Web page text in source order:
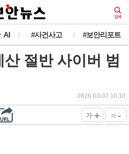
AI #사건사고 #보안리포트
산 절반 사이버 범
2026-03-07 10:10
가 + 가 -